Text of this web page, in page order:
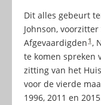
Dit alles gebeurt
Johnson,
Afgevaardigden 1,
te komen spreken
zitting van het Huis
voor de vierde
1996, 2011 en